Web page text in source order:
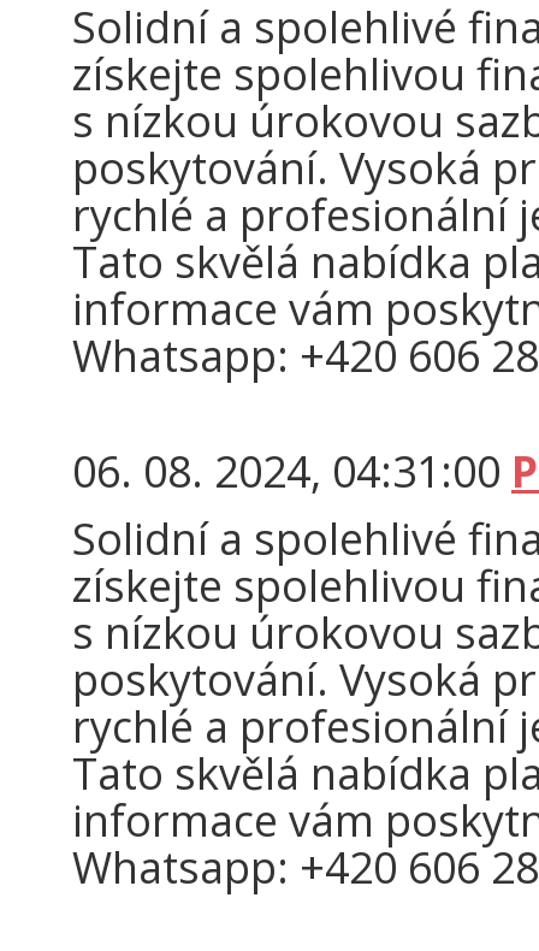
Solidní a spolehlivé
získejte spolehlivou
s nízkou úrokovou
poskytování. Vysoká
rychlé a profesionální
Tato skvělá nabídka
informace vám
Whatsapp: +420 606
06. 08. 2024, 04:31:00
Solidní a spolehlivé
získejte spolehlivou
s nízkou úrokovou
poskytování. Vysoká
rychlé a profesionální
Tato skvělá nabídka
informace vám
Whatsapp: +420 606